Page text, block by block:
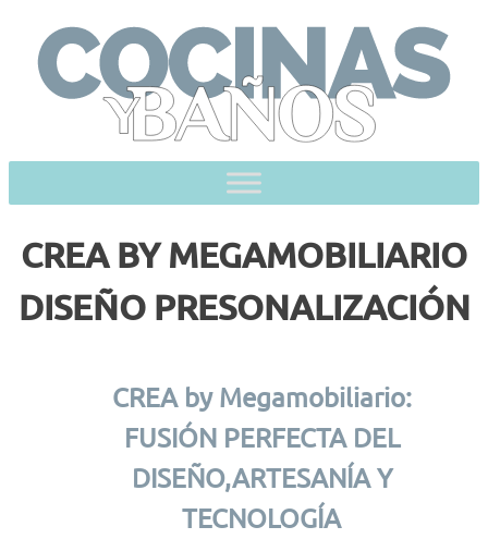
content
CREA BY MEGAMOBILIARIO
DISEÑO PRESONALIZACIÓN
CREA by Megamobiliario:
FUSIÓN PERFECTA DEL
DISEÑO,ARTESANÍA Y
TECNOLOGÍA